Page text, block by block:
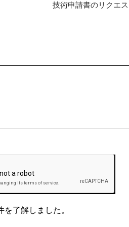
技術申請書のリクエス
を了解しました。